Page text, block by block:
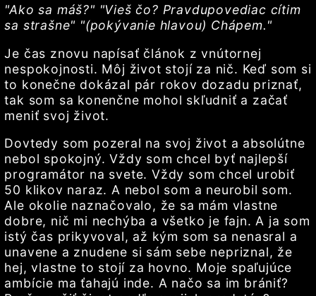
"Ako sa máš?" "Vieš čo? Pravdupovediac cítim
sa strašne" "(pokývanie hlavou) Chápem."
Je čas znovu napísať článok z vnútornej
nespokojnosti. Môj život stojí za nič. Keď som si
to konečne dokázal pár rokov dozadu priznať,
tak som sa konenčne mohol skľudniť a začať
meniť svoj život.
Dovtedy som pozeral na svoj život a absolútne
nebol spokojný. Vždy som chcel byť najlepší
programátor na svete. Vždy som chcel urobiť
50 klikov naraz. A nebol som a neurobil som.
Ale okolie naznačovalo, že sa mám vlastne
dobre, nič mi nechýba a všetko je fajn. A ja som
istý čas prikyvoval, až kým som sa nenasral a
unavene a znudene si sám sebe nepriznal, že
hej, vlastne to stojí za hovno. Moje spaľujúce
ambície ma ťahajú inde. A načo sa im brániť?